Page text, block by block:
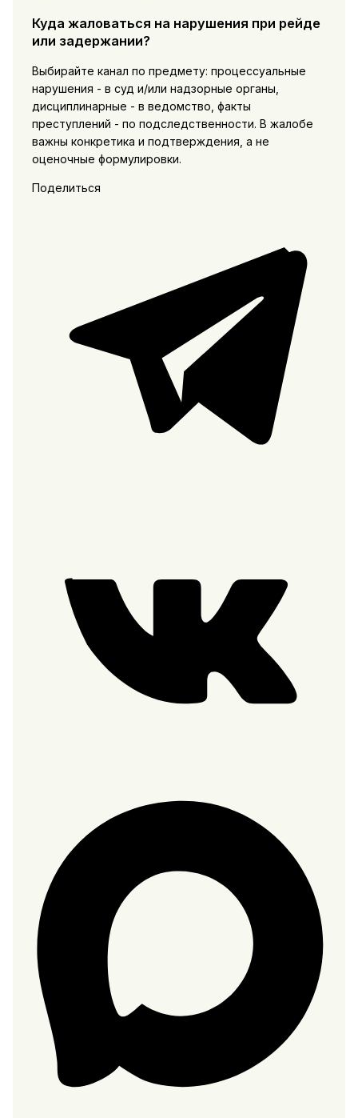
Куда жаловаться на нарушения при рейде
или задержании?
Выбирайте канал по предмету: процессуальные
нарушения - в суд и/или надзорные органы,
дисциплинарные - в ведомство, факты
преступлений - по подследственности. В жалобе
важны конкретика и подтверждения, а не
оценочные формулировки.
Поделиться